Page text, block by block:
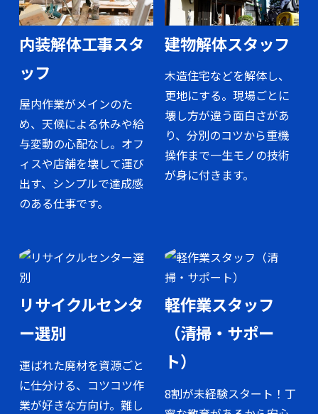
内装解体工事スタ
ッフ
屋内作業がメインのた
め、天候による休みや給
与変動の心配なし。オフ
ィスや店舗を壊して運び
出す、シンプルで達成感
のある仕事です。
建物解体スタッフ
木造住宅などを解体し、
更地にする。現場ごとに
壊し方が違う面白さがあ
り、分別のコツから重機
操作まで一生モノの技術
が身に付きます。
リサイクルセンタ
ー選別
運ばれた廃材を資源ごと
に仕分ける、コツコツ作
業が好きな方向け。難し
軽作業スタッフ
（清掃・サポー
ト）
8割が未経験スタート！丁